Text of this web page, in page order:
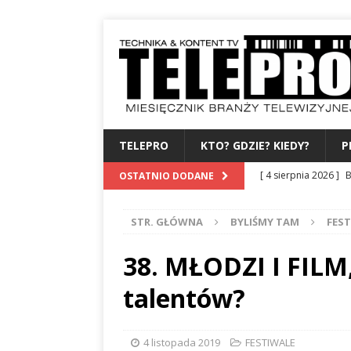
TELEPRO KTO? GDZIE? KIEDY?
OSTATNIO DODANE [ 4 sierpnia 2026 ]
[ 3 sierpnia 2026 ]
WYDAWCA
STR. GŁÓWNA BYLIŚMY TAM
38. MŁODZI I
talentów?
4 listopada 2019 FESTIWALE